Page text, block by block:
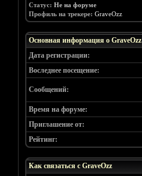
Статус: Не на форуме
Профиль на трекере: GraveOzz
Основная информация о GraveOzz
Дата регистрации:
Воследнее посещение:
Сообщений:
Время на форуме:
Приглашение от:
Рейтинг:
Как связаться с GraveOzz